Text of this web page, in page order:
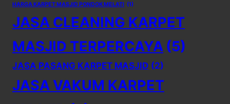
HARGA KARPET MASJID PONDOK MELATI (1)
JASA CLEANING KARPET
MASJID TERPERCAYA (5)
JASA PASANG KARPET MASJID (2)
JASA VAKUM KARPET